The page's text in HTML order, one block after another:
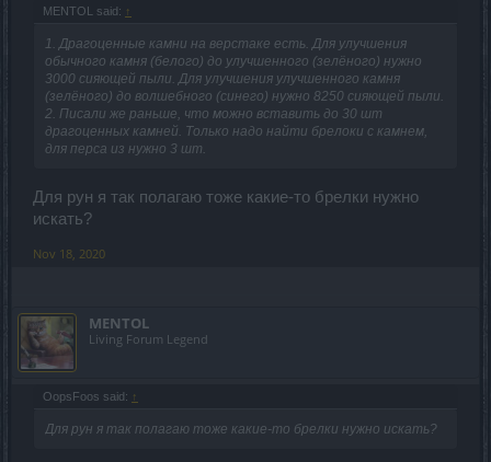
MENTOL said: ↑
1. Драгоценные камни на верстаке есть. Для улучшения
обычного камня (белого) до улучшенного (зелёного) нужно
3000 сияющей пыли. Для улучшения улучшенного камня
(зелёного) до волшебного (синего) нужно 8250 сияющей пыли.
2. Писали же раньше, что можно вставить до 30 шт
драгоценных камней. Только надо найти брелоки с камнем,
для перса из нужно 3 шт.
Для рун я так полагаю тоже какие-то брелки нужно
искать?
Nov 18, 2020
MENTOL
Living Forum Legend
OopsFoos said: ↑
Для рун я так полагаю тоже какие-то брелки нужно искать?